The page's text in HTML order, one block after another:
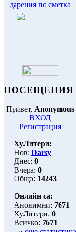
дарения по сметка
ПОСЕЩЕНИЯ
Привет, Anonymous
ВХОД
Регистрация
ХуЛитери:
Нов: Darsy
Днес: 0
Вчера: 0
Общо: 14243
Онлайн са:
Анонимни: 7671
ХуЛитери: 0
Всичко: 7671